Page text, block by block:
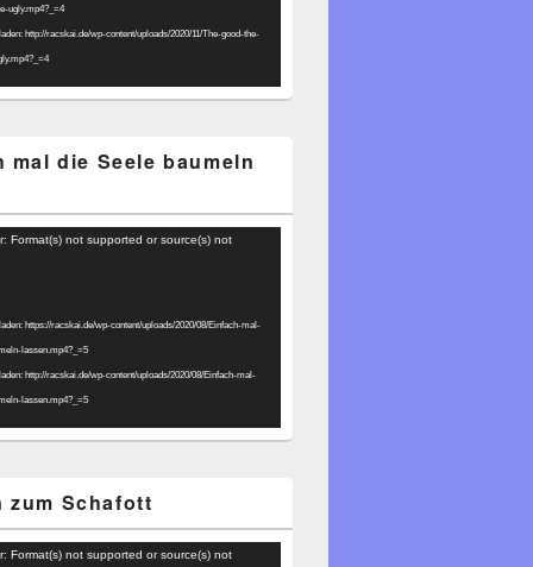
ugly.mp4?_=4
http://racskai.de/wp-content/uploads/2020/11/The-good-the-
mal die Seele baumeln
Format(s) not supported or source(s) not
https://racskai.de/wp-content/uploads/2020/08/Einfach-mal-
lassen.mp4?_=5
http://racskai.de/wp-content/uploads/2020/08/Einfach-mal-
lassen.mp4?_=5
zum Schafott
Format(s) not supported or source(s) not